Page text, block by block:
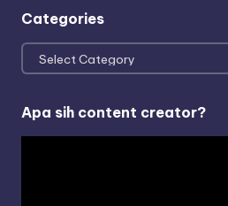
Categories
Categories
Apa sih content creator?